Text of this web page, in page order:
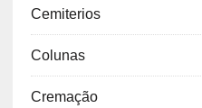
Cemiterios
Colunas
Cremação